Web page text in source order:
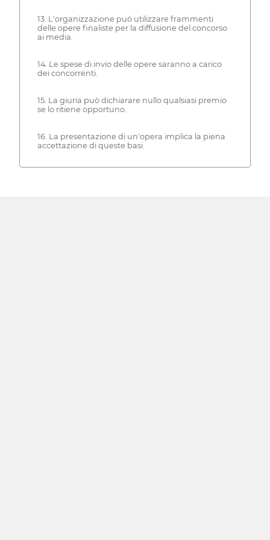
13. L'organizzazione può utilizzare frammenti
delle opere finaliste per la diffusione del concorso
ai media.
14. Le spese di invio delle opere saranno a carico
dei concorrenti.
15. La giuria può dichiarare nullo qualsiasi premio
se lo ritiene opportuno.
16. La presentazione di un'opera implica la piena
accettazione di queste basi.